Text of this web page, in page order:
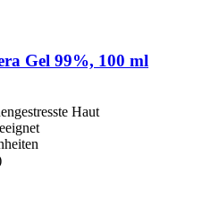
Gel 99%, 100 ml
Haut